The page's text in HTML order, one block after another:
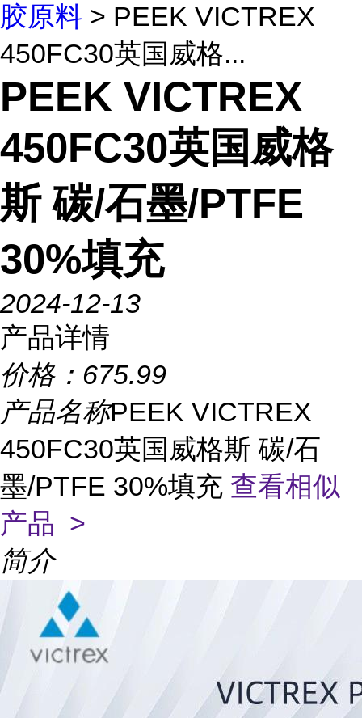
胶原料 > PEEK VICTREX
450FC30英国威格...
PEEK VICTREX
450FC30英国威格
斯 碳/石墨/PTFE
30%填充
2024-12-13
产品详情
价格： 675.99
产品名称PEEK VICTREX
450FC30英国威格斯 碳/石
墨/PTFE 30%填充 查看相似
产品 >
简介